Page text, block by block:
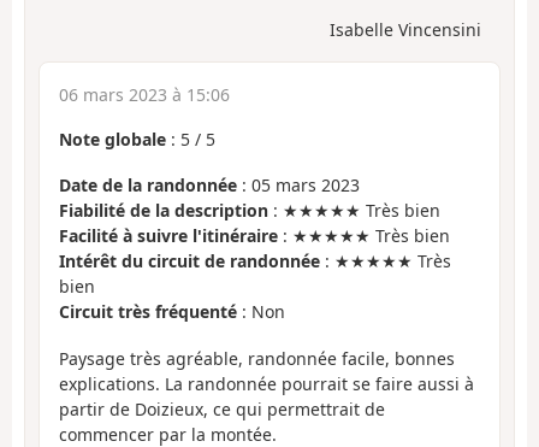
Isabelle Vincensini
06 mars 2023 à 15:06
Note globale : 5 / 5
Date de la randonnée : 05 mars 2023
Fiabilité de la description : ★★★★★ Très bien
Facilité à suivre l'itinéraire : ★★★★★ Très bien
Intérêt du circuit de randonnée : ★★★★★ Très
bien
Circuit très fréquenté : Non
Paysage très agréable, randonnée facile, bonnes
explications. La randonnée pourrait se faire aussi à
partir de Doizieux, ce qui permettrait de
commencer par la montée.